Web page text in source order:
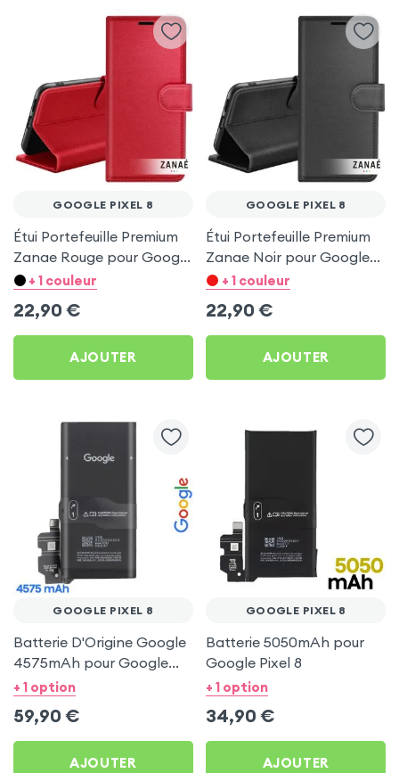
GOOGLE PIXEL 8
Étui Portefeuille Premium
Zanae Rouge pour Google
Pixel 8
+ 1 couleur
22,90 €
AJOUTER
GOOGLE PIXEL 8
Étui Portefeuille Premium
Zanae Noir pour Google
Pixel 8
+ 1 couleur
22,90 €
AJOUTER
GOOGLE PIXEL 8
Batterie D'Origine Google
4575mAh pour Google
Pixel 8
+ 1 option
59,90 €
AJOUTER
GOOGLE PIXEL 8
Batterie 5050mAh pour
Google Pixel 8
+ 1 option
34,90 €
AJOUTER